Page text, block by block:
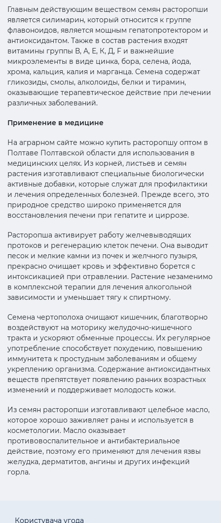
Главным действующим веществом семян расторопши
является силимарин, который относится к группе
флавоноидов, является мощным гепатопротектором и
антиоксидантом. Также в состав растения входят
витамины группы В, А, Е, К, Д, F и важнейшие
микроэлементы в виде цинка, бора, селена, йода,
хрома, кальция, калия и марганца. Семена содержат
гликозиды, смолы, алколоиды, белки и тирамин,
оказывающие терапевтическое действие при лечении
различных заболеваний.
Применение в медицине
На аграрном сайте можно купить расторопшу оптом в
Полтаве Полтавской области для использования в
медицинских целях. Из корней, листьев и семян
растения изготавливают специальные биологически
активные добавки, которые служат для профилактики
и лечения определенных болезней. Прежде всего, это
природное средство широко применяется для
восстановления печени при гепатите и циррозе.
Расторопша активирует работу желчевыводящих
протоков и регенерацию клеток печени. Она выводит
песок и мелкие камни из почек и желчного пузыря,
прекрасно очищает кровь и эффективно борется с
интоксикацией при отравлении. Растение незаменимо
в комплексной терапии для лечения алкогольной
зависимости и уменьшает тягу к спиртному.
Семена чертополоха очищают кишечник, благотворно
воздействуют на моторику желудочно-кишечного
тракта и ускоряют обменные процессы. Их регулярное
употребление способствует похудению, повышению
иммунитета к простудным заболеваниям и общему
укреплению организма. Содержание антиоксидантных
веществ препятствует появлению ранних возрастных
изменений и поддерживает молодость кожи.
Из семян расторопши изготавливают целебное масло,
которое хорошо заживляет раны и используется в
косметологии. Масло оказывает
противовоспалительное и антибактериальное
действие, поэтому его применяют для лечения язвы
желудка, дерматитов, ангины и других инфекций
горла.
Користувача угода